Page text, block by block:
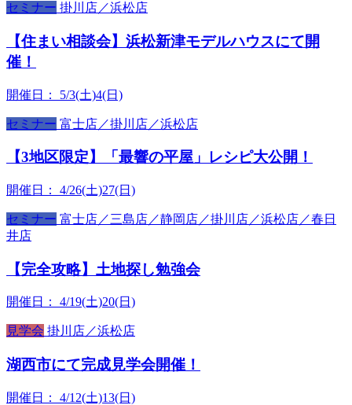
セミナー 掛川店／浜松店
【住まい相談会】浜松新津モデルハウスにて開
催！
開催日： 5/3(土)4(日)
セミナー 富士店／掛川店／浜松店
【3地区限定】「最響の平屋」レシピ大公開！
開催日： 4/26(土)27(日)
セミナー 富士店／三島店／静岡店／掛川店／浜松店／春日
井店
【完全攻略】土地探し勉強会
開催日： 4/19(土)20(日)
見学会 掛川店／浜松店
湖西市にて完成見学会開催！
開催日： 4/12(土)13(日)